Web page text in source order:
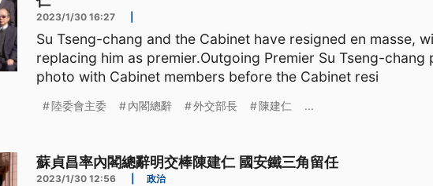
2023/1/30 16:27
Su Tseng-chang and the Cabinet have resigned en masse,
replacing him as premier.Outgoing Premier Su Tseng-chang
photo with Cabinet members before the Cabinet resi
陸委會主委 內閣總辭 外交部長 陳建仁 ...
蘇貞昌率內閣總辭明交棒陳建仁 國安鐵三角留任
2023/1/30 12:56 政治